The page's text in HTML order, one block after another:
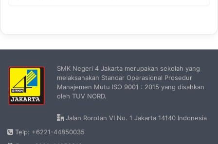
SMK Negeri 4 Jakarta merupakan sekolah yang
melaksanakan Standar Operasional Prosedur
Manajemen Mutu ISO 9001 : 2015 yang disahkan
oleh TUV NORD.
Jalan Rorotan VI No. 1 Jakarta 14140 Indonesia
Telp: +6221-44850035